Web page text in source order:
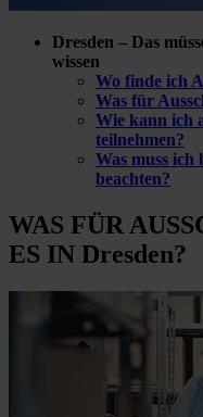
Dresden – Das
wissen
Wo finde ich
Was für
Wie kann ich
teilnehmen?
Was muss ich
beachten?
WAS FÜR
ES IN Dresden?